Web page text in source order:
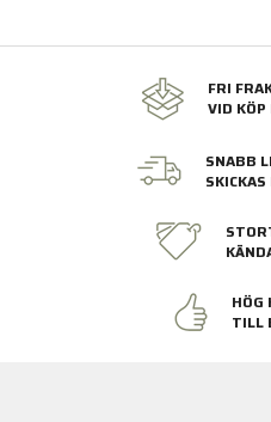
FRI
VID
SNABB
HÖG
TILL